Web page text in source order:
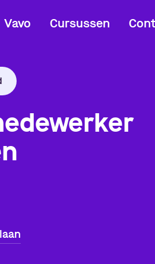
Vavo Cursussen